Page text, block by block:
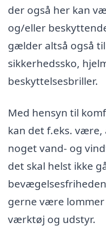
der også her kan
og/eller
gælder altså også
sikkerhedssko,
beskyttelsesbriller.
Med hensyn til
kan det f.eks.
noget vand- og
det skal helst ikke
gerne være
værktøj og udstyr.